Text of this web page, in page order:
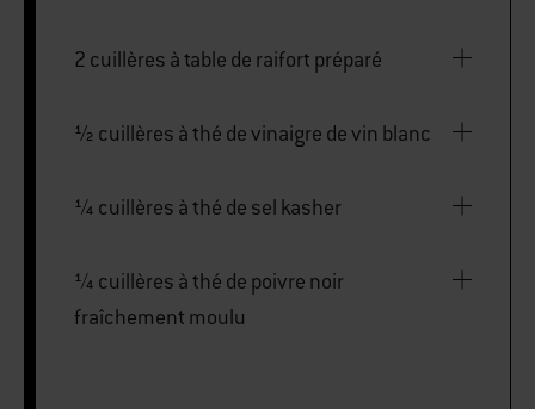
2 cuillères à table de raifort préparé
½ cuillères à thé de vinaigre de vin blanc
¼ cuillères à thé de sel kasher
¼ cuillères à thé de poivre noir
fraîchement moulu